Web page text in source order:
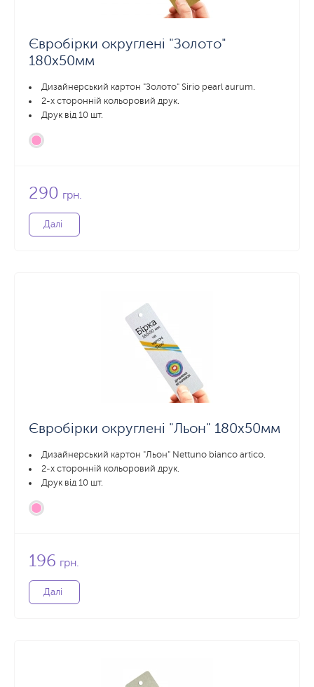
Євробірки округлені "Золото"
180x50мм
Дизайнерський картон "Золото" Sirio pearl aurum.
2-х сторонній кольоровий друк.
Друк від 10 шт.
290 грн.
Далі
Євробірки округлені "Льон" 180x50мм
Дизайнерський картон "Льон" Nettuno bianco artico.
2-х сторонній кольоровий друк.
Друк від 10 шт.
196 грн.
Далі